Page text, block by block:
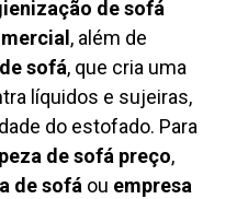
de sofá
, além de
sofá, que cria uma
líquidos e sujeiras,
do estofado. Para
de sofá preço,
de sofáou empresa